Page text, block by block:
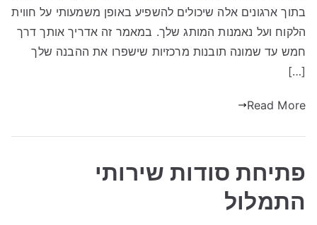
בתוך ארגונים אלה שיכולים להשפיע באופן משמעותי על חווית
הלקוח ועל נאמנות המותג שלך. במאמר זה אדריך אותך דרך
חמש עד שמונה תובנות מרכזיות שישפרו את ההבנה שלך
[…]
Read More
פתיחת סודות שירותי
התמלול